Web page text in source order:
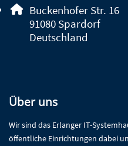
Adresse:
Buckenhofer Str. 16
91080 , 9 1 0 8 0
Spardorf
Deutschland
Über uns
Wir sind das Erlanger IT-
öffentliche Einrichtungen dabei